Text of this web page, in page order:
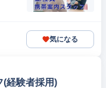
気になる
(経験者採用)